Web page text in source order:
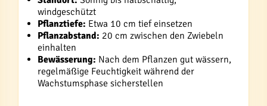
windgeschützt
Pflanztiefe: Etwa 10 cm tief einsetzen
Pflanzabstand: 20 cm zwischen den Zwiebeln
einhalten
Bewässerung: Nach dem Pflanzen gut wässern,
regelmäßige Feuchtigkeit während der
Wachstumsphase sicherstellen